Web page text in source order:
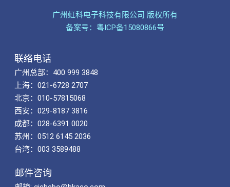
广州虹科电子科技有限公司 版权所有
备案号：粤ICP备15080866号
联络电话
广州总部：400 999 3848
上海：021-6728 2707
北京：010-57815068
西安：029-8187 3816
成都：028-6391 0020
苏州：0512 6145 2036
台湾：003 3589488
邮件咨询